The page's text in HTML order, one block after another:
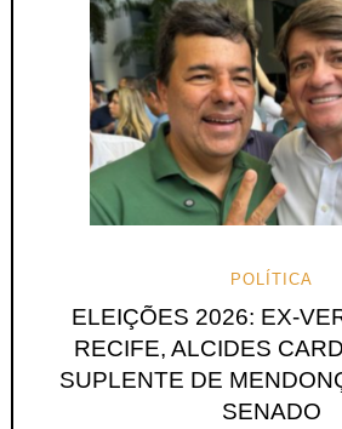
POLÍTICA
ELEIÇÕES 2026: EX-
RECIFE, ALCIDES
SUPLENTE DE
SENADO